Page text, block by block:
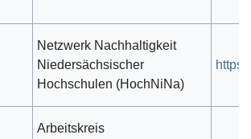
Netzwerk Nachhaltigkeit
Niedersächsischer
Hochschulen (HochNiNa)
Arbeitskreis